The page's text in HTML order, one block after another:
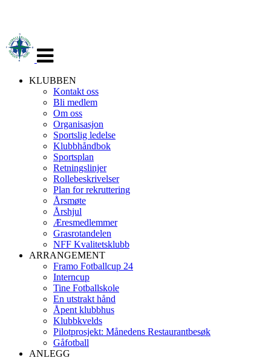
navigasjon
KLUBBEN
Kontakt oss
Bli medlem
Om oss
Organisasjon
Sportslig ledelse
Klubbhåndbok
Sportsplan
Retningslinjer
Rollebeskrivelser
Plan for rekruttering
Årsmøte
Årshjul
Æresmedlemmer
Grasrotandelen
NFF Kvalitetsklubb
ARRANGEMENT
Framo Fotballcup 24
Interncup
Tine Fotballskole
En utstrakt hånd
Åpent klubbhus
Klubbkvelds
Pilotprosjekt: Månedens Restaurantbesøk
Gåfotball
ANLEGG